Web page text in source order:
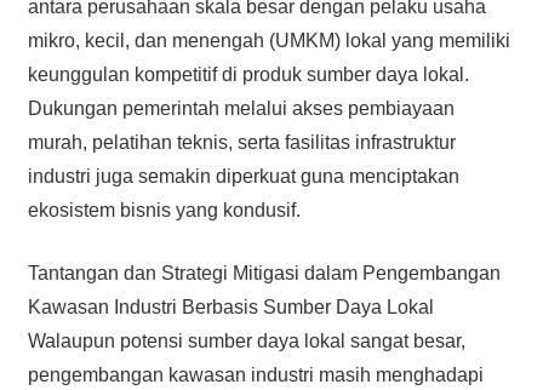
antara perusahaan skala besar dengan pelaku usaha
mikro, kecil, dan menengah (UMKM) lokal yang memiliki
keunggulan kompetitif di produk sumber daya lokal.
Dukungan pemerintah melalui akses pembiayaan
murah, pelatihan teknis, serta fasilitas infrastruktur
industri juga semakin diperkuat guna menciptakan
ekosistem bisnis yang kondusif.
Tantangan dan Strategi Mitigasi dalam Pengembangan
Kawasan Industri Berbasis Sumber Daya Lokal
Walaupun potensi sumber daya lokal sangat besar,
pengembangan kawasan industri masih menghadapi